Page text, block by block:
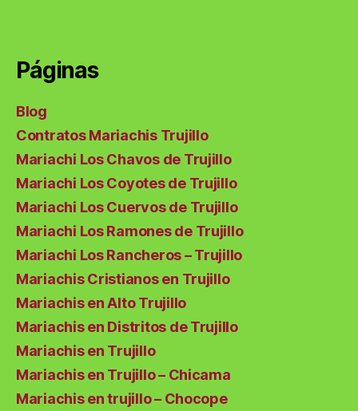
Páginas
Blog
Contratos Mariachis Trujillo
Mariachi Los Chavos de Trujillo
Mariachi Los Coyotes de Trujillo
Mariachi Los Cuervos de Trujillo
Mariachi Los Ramones de Trujillo
Mariachi Los Rancheros – Trujillo
Mariachis Cristianos en Trujillo
Mariachis en Alto Trujillo
Mariachis en Distritos de Trujillo
Mariachis en Trujillo
Mariachis en Trujillo – Chicama
Mariachis en trujillo – Chocope